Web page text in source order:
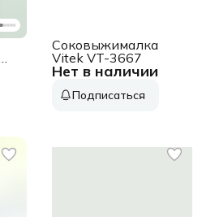
Нет в наличии
Соковыжималка
Vitek VT-3667
Подписаться